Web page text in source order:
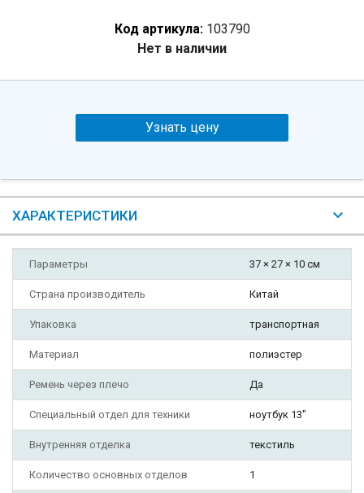
Код артикула: 103790
Нет в наличии
Узнать цену
ХАРАКТЕРИСТИКИ
Параметры 37 × 27 × 10 см
Страна производитель Китай
Упаковка транспортная
Материал полиэстер
Ремень через плечо Да
Специальный отдел для техники ноутбук 13"
Внутренняя отделка текстиль
Количество основных отделов 1